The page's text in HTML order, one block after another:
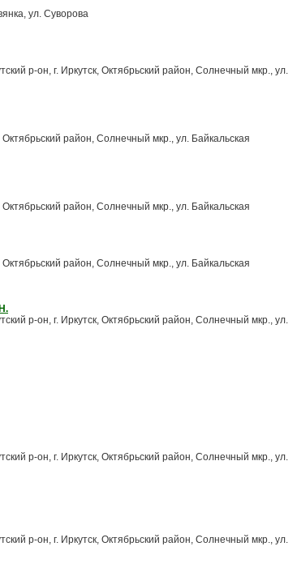
ул. Суворова
р-он, г. Иркутск, Октябрьский район, Солнечный мкр., ул.
Октябрьский район, Солнечный мкр., ул. Байкальская
Октябрьский район, Солнечный мкр., ул. Байкальская
Октябрьский район, Солнечный мкр., ул. Байкальская
р-он, г. Иркутск, Октябрьский район, Солнечный мкр., ул.
р-он, г. Иркутск, Октябрьский район, Солнечный мкр., ул.
р-он, г. Иркутск, Октябрьский район, Солнечный мкр., ул.